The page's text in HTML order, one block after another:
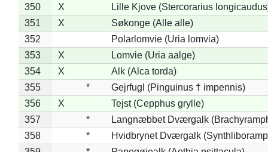
350
X
Lille Kjove (Stercorarius
351
X
Søkonge (Alle alle)
352
Polarlomvie (Uria lomvia)
353
X
Lomvie (Uria aalge)
354
X
Alk (Alca torda)
355
*
Gejrfugl (Pinguinus † impennis)
356
X
Tejst (Cepphus grylle)
357
*
Langnæbbet Dværgalk
358
*
Hvidbrynet Dværgalk